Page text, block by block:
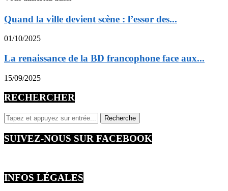
Quand la ville devient scène : l’essor des...
01/10/2025
La renaissance de la BD francophone face aux...
15/09/2025
RECHERCHER
SUIVEZ-NOUS SUR FACEBOOK
INFOS LÉGALES